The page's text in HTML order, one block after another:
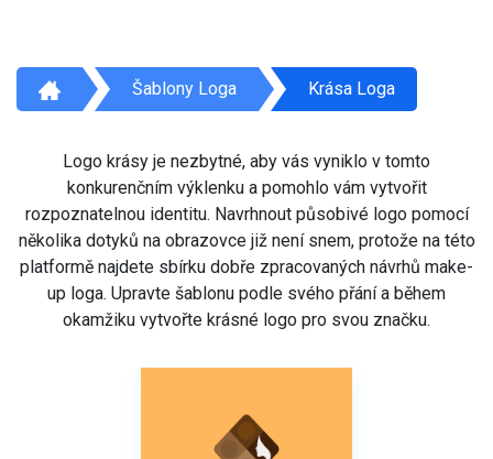
Šablony Loga Krása Loga
Logo krásy je nezbytné, aby vás vyniklo v tomto
konkurenčním výklenku a pomohlo vám vytvořit
rozpoznatelnou identitu. Navrhnout působivé logo pomocí
několika dotyků na obrazovce již není snem, protože na této
platformě najdete sbírku dobře zpracovaných návrhů make-
up loga. Upravte šablonu podle svého přání a během
okamžiku vytvořte krásné logo pro svou značku.